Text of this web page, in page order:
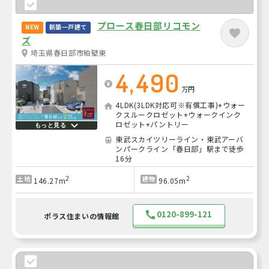
NEW 新築一戸建て
プロース春日部リコモン
ズ
埼玉県春日部市粕壁東
もっと見る
4,490 万円
4LDK(3LDK対応可※有償工事)+ウォー
クスルークロゼット+ウォークインク
ロゼット+パントリー
東武スカイツリーライン・東武アーバ
ンパークライン「春日部」駅まで徒歩
16分
土地 146.27m2 建物 96.05m2
ポラス住まいの情報館 0120-899-121